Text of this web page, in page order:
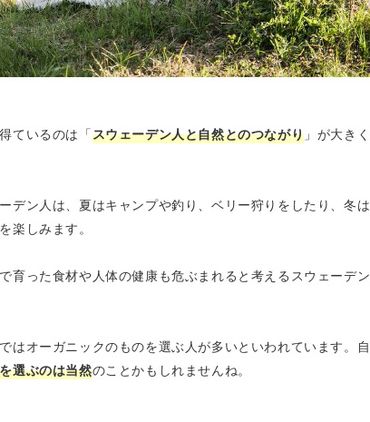
ているのは「スウェーデン人と自然とのつながり 」が大きく
デン人は、夏はキャンプや釣り、ベリー狩りをしたり、冬は
楽しみます。
育った食材や人体の健康も危ぶまれると考えるスウェーデン
はオーガニックのものを選ぶ人が多いといわれています。自
選ぶのは当然のことかもしれませんね。